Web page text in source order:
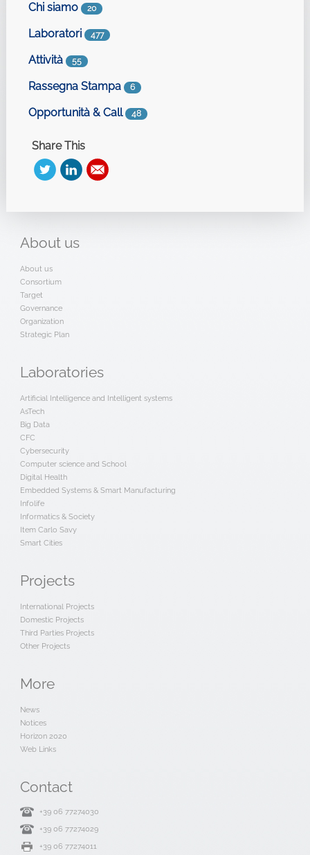
Chi siamo 20
Laboratori 477
Attività 55
Rassegna Stampa 6
Opportunità & Call 48
Share This
About us
About us
Consortium
Target
Governance
Organization
Strategic Plan
Laboratories
Artificial Intelligence and Intelligent systems
AsTech
Big Data
CFC
Cybersecurity
Computer science and School
Digital Health
Embedded Systems & Smart Manufacturing
Infolife
Informatics & Society
Item Carlo Savy
Smart Cities
Projects
International Projects
Domestic Projects
Third Parties Projects
Other Projects
More
News
Notices
Horizon 2020
Web Links
Contact
+39 06 77274030
+39 06 77274029
+39 06 77274011